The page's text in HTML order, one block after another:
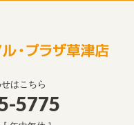
はこちら
5775